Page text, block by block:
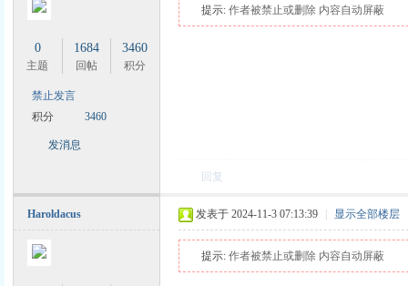
0
主题
1684
回帖
3460
积分
禁止发言
积分
3460
发消息
提示: 作者被禁止或删除 内容自动屏蔽
回复
Haroldacus 发表于 2024-11-3 07:13:39 显示全部楼层
提示: 作者被禁止或删除 内容自动屏蔽